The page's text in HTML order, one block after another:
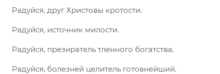
Радуйся, друг Христовы кротости.
Радуйся, источник милости.
Радуйся, презиратель тленного богатства.
Радуйся, болезней целитель готовнейший.